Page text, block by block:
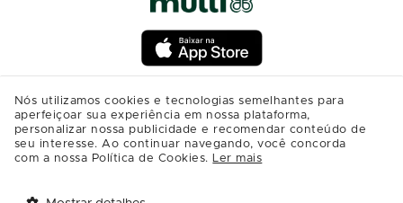
Nós utilizamos cookies e tecnologias semelhantes para
aperfeiçoar sua experiência em nossa plataforma,
personalizar nossa publicidade e recomendar conteúdo de
seu interesse. Ao continuar navegando, você concorda
com a nossa Política de Cookies. Ler mais